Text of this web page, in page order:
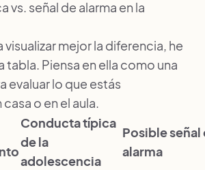
vs. señal de alarma en la
visualizar mejor la diferencia, he
Piensa en ella como una
evaluar lo que estás
o en el aula.
Conducta típica
de la
adolescencia
Posible señal
alarma